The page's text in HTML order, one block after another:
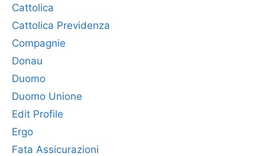
Cattolica
Cattolica Previdenza
Compagnie
Donau
Duomo
Duomo Unione
Edit Profile
Ergo
Fata Assicurazioni